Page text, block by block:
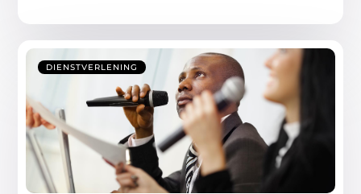
DIENSTVERLENING